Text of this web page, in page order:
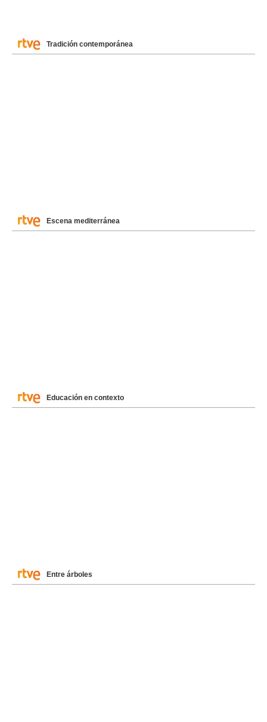
Tradición contemporánea
Escena mediterránea
Educación en contexto
Entre árboles